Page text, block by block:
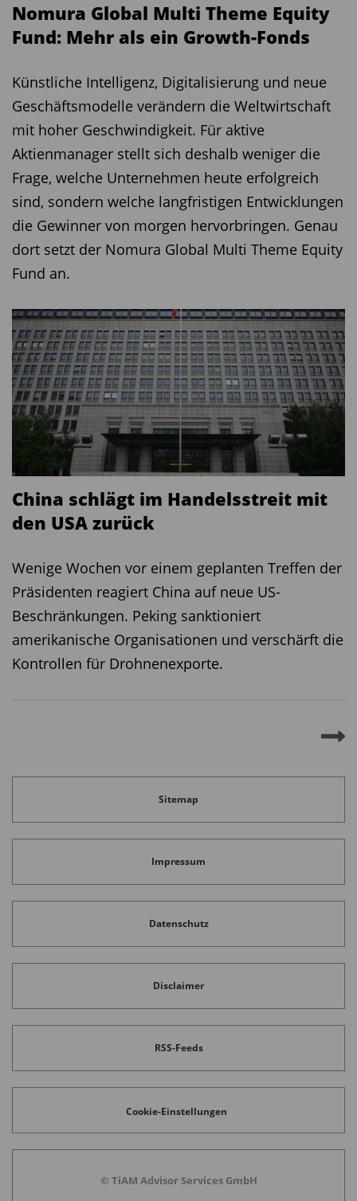
Nomura Global Multi Theme Equity
Fund: Mehr als ein Growth-Fonds
Künstliche Intelligenz, Digitalisierung und neue
Geschäftsmodelle verändern die Weltwirtschaft
mit hoher Geschwindigkeit. Für aktive
Aktienmanager stellt sich deshalb weniger die
Frage, welche Unternehmen heute erfolgreich
sind, sondern welche langfristigen Entwicklungen
die Gewinner von morgen hervorbringen. Genau
dort setzt der Nomura Global Multi Theme Equity
Fund an.
China schlägt im Handelsstreit mit
den USA zurück
Wenige Wochen vor einem geplanten Treffen der
Präsidenten reagiert China auf neue US-
Beschränkungen. Peking sanktioniert
amerikanische Organisationen und verschärft die
Kontrollen für Drohnenexporte.
Sitemap
Impressum
Datenschutz
Disclaimer
RSS-Feeds
Cookie-Einstellungen
© TiAM Advisor Services GmbH